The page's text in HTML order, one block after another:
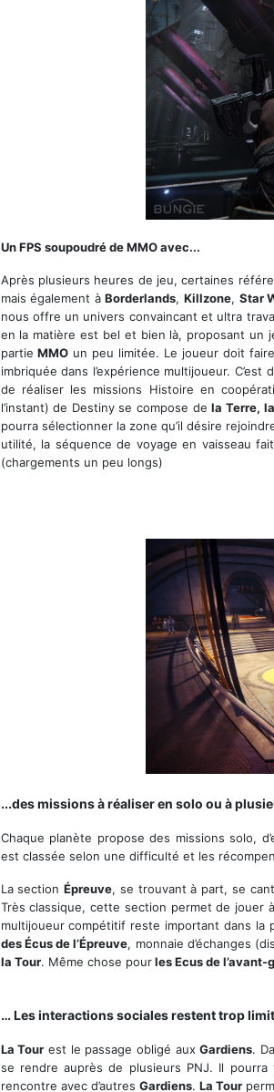
Un FPS soupoudré de MMO avec...
Après plusieurs heures de jeu, certaines
mais également àBorderlands,Killzone, Star
nous offre un univers convaincant et ultra
en la matière est bel et bien là, proposant
partieMMO un peu limitée. Le joueur doit
imbriquée dans l’expérience multijoueur.
de réaliser les missions Histoire en
l’instant) de Destiny se compose dela Terre,
pourra sélectionner la zone qu’il désire
utilité, la séquence de voyage en vaisseau
(chargements un peu longs)
...des missions à réaliser en solo ou à
Chaque planète propose des missions solo,
est classée selon une difficulté et les
La sectionÉpreuve, se trouvant à part, se
Très classique, cette section permet de jouer
multijoueur compétitif reste important dans la
des Écus de l’Épreuve, monnaie d’échanges
la Tour. Même chose pourles Ecus de l’avant-
… Les interactions sociales restent trop
La Tour est le passage obligé auxGardiens.
se rendre auprès de plusieurs PNJ. Il
rencontre avec d’autres Gardiens. La Tour